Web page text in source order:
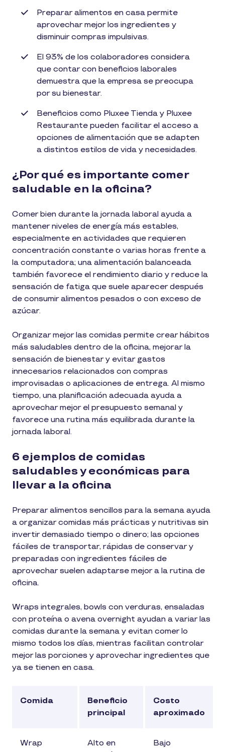
Preparar alimentos en casa permite
aprovechar mejor los ingredientes y
disminuir compras impulsivas.
El 93% de los colaboradores considera
que contar con beneficios laborales
demuestra que la empresa se preocupa
por su bienestar.
Beneficios como Pluxee Tienda y Pluxee
Restaurante pueden facilitar el acceso a
opciones de alimentación que se adapten
a distintos estilos de vida y necesidades.
¿Por qué es importante comer
saludable en la oficina?
Comer bien durante la jornada laboral ayuda a
mantener niveles de energía más estables,
especialmente en actividades que requieren
concentración constante o varias horas frente a
la computadora; una alimentación balanceada
también favorece el rendimiento diario y reduce la
sensación de fatiga que suele aparecer después
de consumir alimentos pesados o con exceso de
azúcar.
Organizar mejor las comidas permite crear hábitos
más saludables dentro de la oficina, mejorar la
sensación de bienestar y evitar gastos
innecesarios relacionados con compras
improvisadas o aplicaciones de entrega. Al mismo
tiempo, una planificación adecuada ayuda a
aprovechar mejor el presupuesto semanal y
favorece una rutina más equilibrada durante la
jornada laboral.
6 ejemplos de comidas
saludables y económicas para
llevar a la oficina
Preparar alimentos sencillos para la semana ayuda
a organizar comidas más prácticas y nutritivas sin
invertir demasiado tiempo o dinero; las opciones
fáciles de transportar, rápidas de conservar y
preparadas con ingredientes fáciles de
aprovechar suelen adaptarse mejor a la rutina de
oficina.
Wraps integrales, bowls con verduras, ensaladas
con proteína o avena overnight ayudan a variar las
comidas durante la semana y evitan comer lo
mismo todos los días, mientras facilitan controlar
mejor las porciones y aprovechar ingredientes que
ya se tienen en casa.
Comida
Beneficio
principal
Costo
aproximado
Wrap
Alto en
Bajo